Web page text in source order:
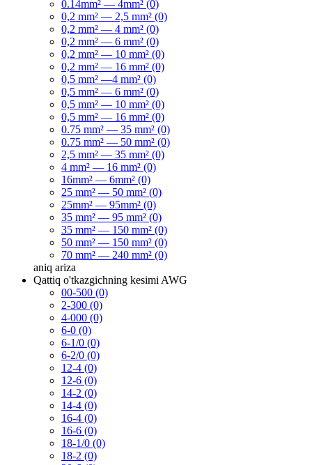
0.14mm² — 4mm² (0)
0,2 mm² — 2,5 mm² (0)
0,2 mm² — 4 mm² (0)
0,2 mm² — 6 mm² (0)
0,2 mm² — 10 mm² (0)
0,2 mm² — 16 mm² (0)
0,5 mm² —4 mm² (0)
0,5 mm² — 6 mm² (0)
0,5 mm² — 10 mm² (0)
0,5 mm² — 16 mm² (0)
0.75 mm² — 35 mm² (0)
0.75 mm² — 50 mm² (0)
2,5 mm² — 35 mm² (0)
4 mm² — 16 mm² (0)
16mm² — 6mm² (0)
25 mm² — 50 mm² (0)
25mm² — 95mm² (0)
35 mm² — 95 mm² (0)
35 mm² — 150 mm² (0)
50 mm² — 150 mm² (0)
70 mm² — 240 mm² (0)
aniq ariza
Qattiq o'tkazgichning kesimi AWG
00-500 (0)
2-300 (0)
4-000 (0)
6-0 (0)
6-1/0 (0)
6-2/0 (0)
12-4 (0)
12-6 (0)
14-2 (0)
14-4 (0)
16-4 (0)
16-6 (0)
18-1/0 (0)
18-2 (0)